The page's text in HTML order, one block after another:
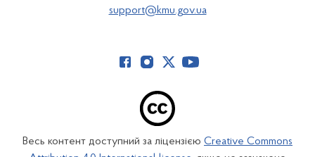
support@kmu.gov.ua
Весь контент доступний за ліцензією Creative Commons